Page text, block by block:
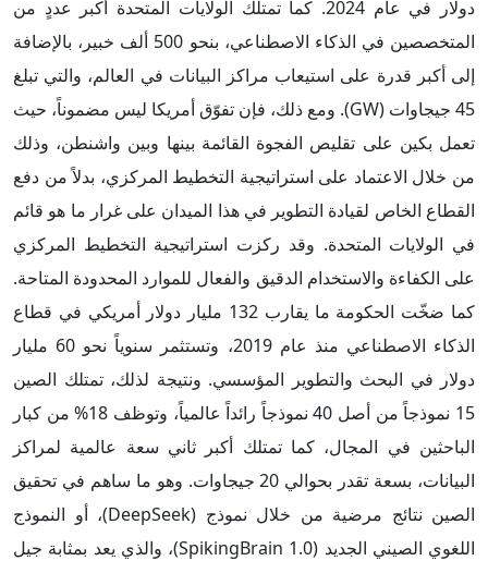
دولار في عام 2024. كما تمتلك الولايات المتحدة أكبر عددٍ من
المتخصصين في الذكاء الاصطناعي، بنحو 500 ألف خبير، بالإضافة
إلى أكبر قدرة على استيعاب مراكز البيانات في العالم، والتي تبلغ
45 جيجاوات (GW). ومع ذلك، فإن تفوّق أمريكا ليس مضموناً، حيث
تعمل بكين على تقليص الفجوة القائمة بينها وبين واشنطن، وذلك
من خلال الاعتماد على استراتيجية التخطيط المركزي، بدلاً من دفع
القطاع الخاص لقيادة التطوير في هذا الميدان على غرار ما هو قائم
في الولايات المتحدة. وقد ركزت استراتيجية التخطيط المركزي
على الكفاءة والاستخدام الدقيق والفعال للموارد المحدودة المتاحة.
كما ضخّت الحكومة ما يقارب 132 مليار دولار أمريكي في قطاع
الذكاء الاصطناعي منذ عام 2019، وتستثمر سنوياً نحو 60 مليار
دولار في البحث والتطوير المؤسسي. ونتيجة لذلك، تمتلك الصين
15 نموذجاً من أصل 40 نموذجاً رائداً عالمياً، وتوظف 18% من كبار
الباحثين في المجال، كما تمتلك أكبر ثاني سعة عالمية لمراكز
البيانات، بسعة تقدر بحوالي 20 جيجاوات. وهو ما ساهم في تحقيق
الصين نتائج مرضية من خلال نموذج (DeepSeek)، أو النموذج
اللغوي الصيني الجديد (SpikingBrain 1.0)، والذي يعد بمثابة جيل